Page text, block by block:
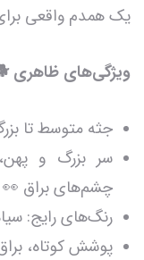
یک همدم واقعی
ویژگی‌های ظاهری
جثه متوسط تا
سر بزرگ و
چشم‌های براق 👀
رنگ‌های رایج:
پوشش کوتاه،